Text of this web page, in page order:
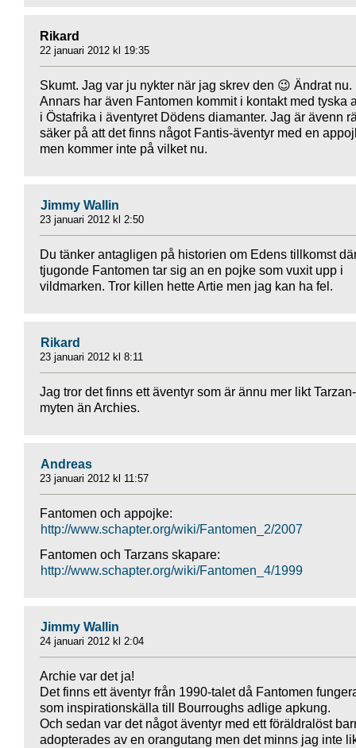
Rikard
22 januari 2012 kl 19:35
Skumt. Jag var ju nykter när jag skrev den 😉 Ändrat nu.
Annars har även Fantomen kommit i kontakt med tyska
i Östafrika i äventyret Dödens diamanter. Jag är ävenn
säker på att det finns något Fantis-äventyr med en
men kommer inte på vilket nu.
Jimmy Wallin
23 januari 2012 kl 2:50
Du tänker antagligen på historien om Edens tillkomst
tjugonde Fantomen tar sig an en pojke som vuxit upp i
vildmarken. Tror killen hette Artie men jag kan ha fel.
Rikard
23 januari 2012 kl 8:11
Jag tror det finns ett äventyr som är ännu mer likt Tarzan-
myten än Archies.
Andreas
23 januari 2012 kl 11:57
Fantomen och appojke:
http://www.schapter.org/wiki/Fantomen_2/2007
Fantomen och Tarzans skapare:
http://www.schapter.org/wiki/Fantomen_4/1999
Jimmy Wallin
24 januari 2012 kl 2:04
Archie var det ja!
Det finns ett äventyr från 1990-talet då Fantomen
som inspirationskälla till Bourroughs adlige apkung.
Och sedan var det något äventyr med ett föräldralöst
adopterades av en orangutang men det minns jag inte